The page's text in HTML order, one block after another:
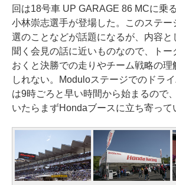
回は18号車 UP GARAGE 86 MCに乗
小林崇志選手が登場した。このステー
選のことなどが話題になるが、内容と
聞く会見の話に近いものなので、トー
おくと決勝での走りやチーム戦略の理
しれない。Moduloステージでのドラ
は9時ごろと早い時間から始まるので
いたらまずHondaブースに立ち寄って